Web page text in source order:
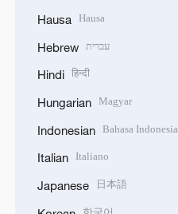
Hausa Hausa
Hebrew עברית
Hindi हिन्दी
Hungarian Magyar
Indonesian Bahasa Indonesia
Italian Italiano
Japanese 日本語